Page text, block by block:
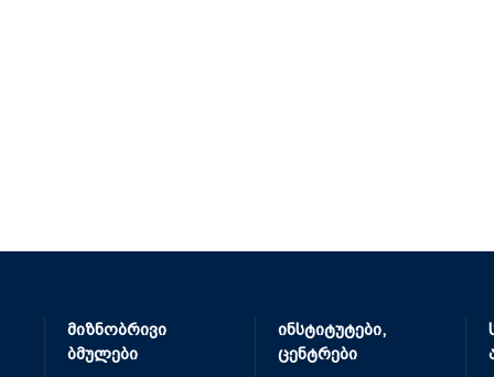
მიზნობრივი
ბმულები
ინსტიტუტები,
ცენტრები